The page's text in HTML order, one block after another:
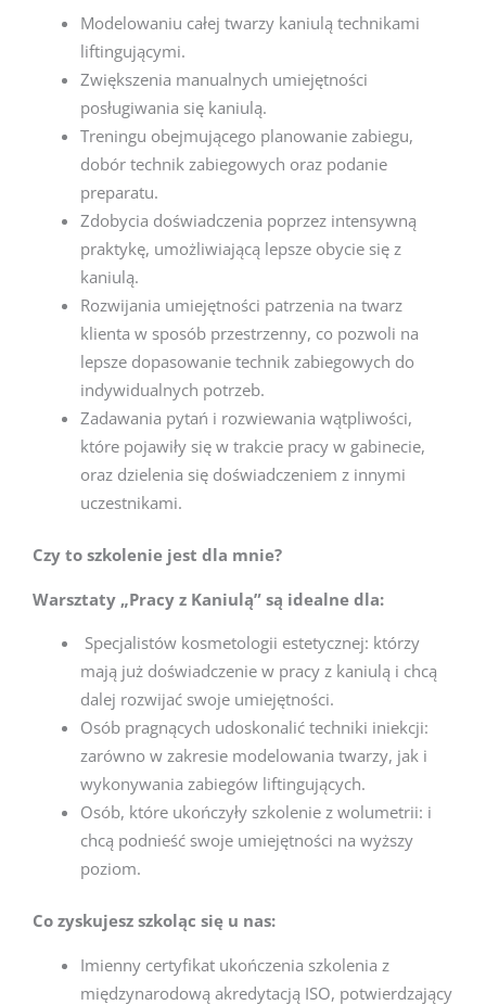
Modelowaniu całej twarzy kaniulą technikami
liftingującymi.
Zwiększenia manualnych umiejętności
posługiwania się kaniulą.
Treningu obejmującego planowanie zabiegu,
dobór technik zabiegowych oraz podanie
preparatu.
Zdobycia doświadczenia poprzez intensywną
praktykę, umożliwiającą lepsze obycie się z
kaniulą.
Rozwijania umiejętności patrzenia na twarz
klienta w sposób przestrzenny, co pozwoli na
lepsze dopasowanie technik zabiegowych do
indywidualnych potrzeb.
Zadawania pytań i rozwiewania wątpliwości,
które pojawiły się w trakcie pracy w gabinecie,
oraz dzielenia się doświadczeniem z innymi
uczestnikami.
Czy to szkolenie jest dla mnie?
Warsztaty „Pracy z Kaniulą” są idealne dla:
Specjalistów kosmetologii estetycznej: którzy
mają już doświadczenie w pracy z kaniulą i chcą
dalej rozwijać swoje umiejętności.
Osób pragnących udoskonalić techniki iniekcji:
zarówno w zakresie modelowania twarzy, jak i
wykonywania zabiegów liftingujących.
Osób, które ukończyły szkolenie z wolumetrii: i
chcą podnieść swoje umiejętności na wyższy
poziom.
Co zyskujesz szkoląc się u nas:
Imienny certyfikat ukończenia szkolenia z
międzynarodową akredytacją ISO, potwierdzający